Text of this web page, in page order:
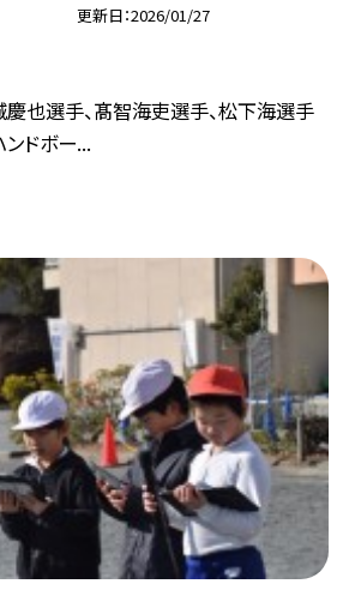
更新日 2026/01/27
也選手、髙智海吏選手、松下海選手
ンドボー...